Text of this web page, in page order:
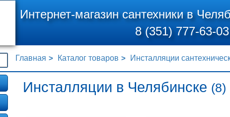
Интернет-магазин сантехники в
8 (351) 777-63-
Главная Каталог товаров Инсталляции
Инсталляции в Челябинске (8)